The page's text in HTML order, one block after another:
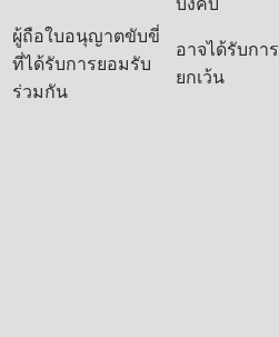
ผู้ถือใบอนุญาตขับขี่
ที่ได้รับการยอมรับ
ร่วมกัน
อาจได้รับการ
ยกเว้น